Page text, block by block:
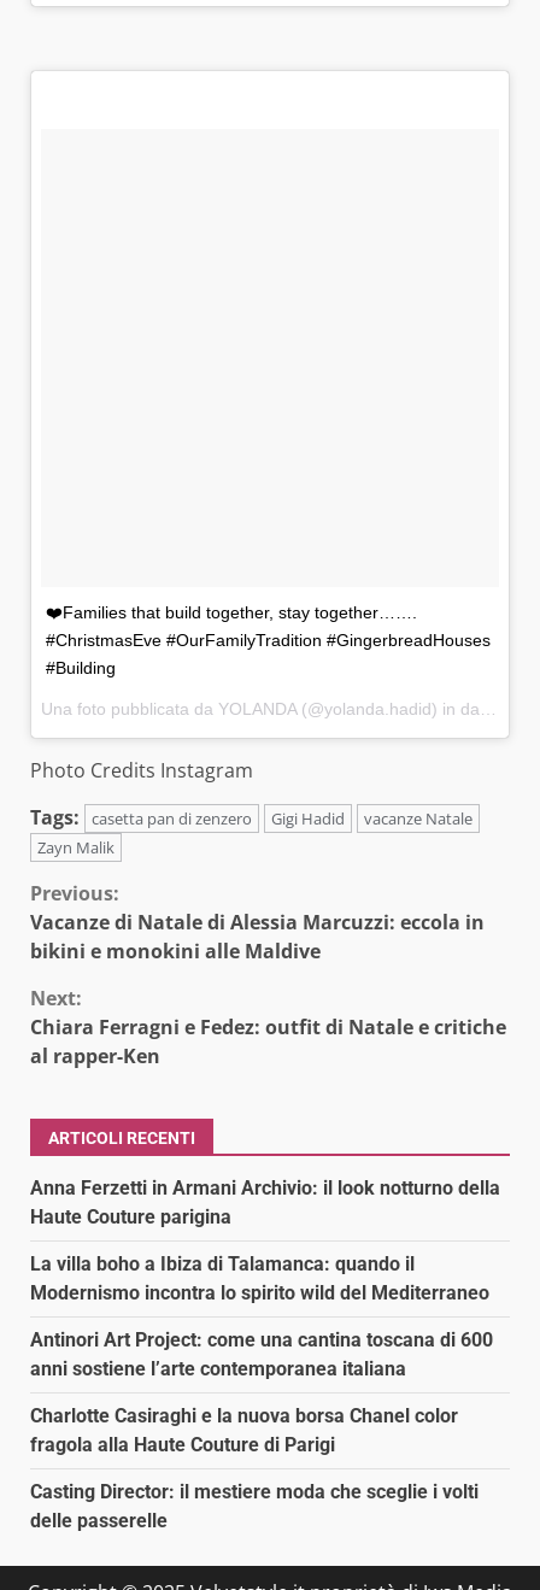
❤️Families that build together, stay together…….
#ChristmasEve #OurFamilyTradition #GingerbreadHouses
#Building
Una foto pubblicata da YOLANDA (@yolanda.hadid) in data:
Photo Credits Instagram
Tags:
casetta pan di zenzero Gigi Hadid
vacanze Natale
Zayn Malik
Continue
Reading
Previous:
Vacanze di Natale di Alessia Marcuzzi: eccola in
bikini e monokini alle Maldive
Next:
Chiara Ferragni e Fedez: outfit di Natale e critiche
al rapper-Ken
ARTICOLI RECENTI
Anna Ferzetti in Armani Archivio: il look notturno della
Haute Couture parigina
La villa boho a Ibiza di Talamanca: quando il
Modernismo incontra lo spirito wild del Mediterraneo
Antinori Art Project: come una cantina toscana di 600
anni sostiene l’arte contemporanea italiana
Charlotte Casiraghi e la nuova borsa Chanel color
fragola alla Haute Couture di Parigi
Casting Director: il mestiere moda che sceglie i volti
delle passerelle